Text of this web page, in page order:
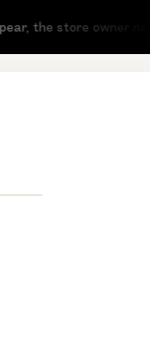
the store owner